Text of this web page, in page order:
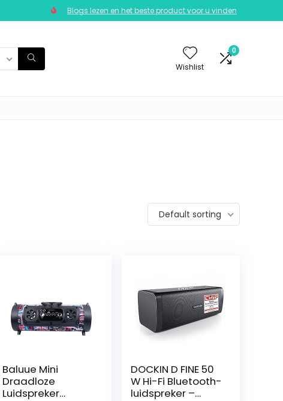
Blogs lezen en het beste product voor u vinden
Wishlist
0
Default sorting
Baluue Mini
Draadloze
Luidspreker
DOCKIN D FINE 50
W Hi-Fi Bluetooth-
luidspreker –